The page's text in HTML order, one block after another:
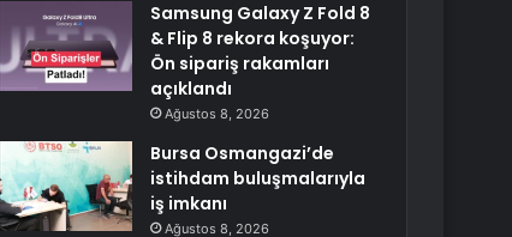
Samsung Galaxy Z Fold 8
& Flip 8 rekora koşuyor:
Ön sipariş rakamları
açıklandı
Ağustos 8, 2026
Bursa Osmangazi’de
istihdam buluşmalarıyla
iş imkanı
Ağustos 8, 2026